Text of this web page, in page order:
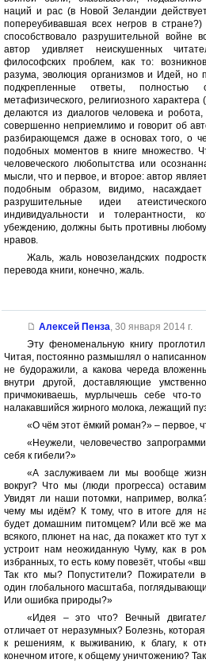
наций и рас (в Новой Зеландии
попереубивавшая всех негров в
способствовало разрушительной войне
автор удивляет неискушенных
философских проблем, как то:
разума, эволюция организмов и Идей, но
подкрепленные ответы, полностью
метафизического, религиозного
делаются из диалогов человека и
совершенно неприемлимо и говорит об
разбирающемся даже в основах того, о
подобных моментов в книге множество.
человеческого любопытства или
мысли, что и первое, и второе: автор
подобным образом, видимо,
разрушительные идеи
индивидуальности и толерантности,
убеждению, должны быть противны
нравов.
Жаль, жаль новозеландских
перевода книги, конечно, жаль.
Алексей Пенза, 30 января 2014 г.
Эту феноменальную книгу
Читая, постоянно размышлял о
не будоражили, а какова череда
внутри другой, доставляющие
причмокиваешь, мурлычешь себе что-
налакавшийся жирного молока, лежащий
«О чём этот ёмкий роман?» – первое,
«Неужели, человечество
себя к гибели?»
«А заслуживаем ли мы вообще
вокруг? Что мы (люди прогресса)
Увидят ли наши потомки, например,
чему мы идём? К тому, что в итоге для
будет домашним питомцем? Или всё же
всякого, плюнет на нас, да покажет кто тут
устроит нам неожиданную Чуму, как в
избранных, то есть кому повезёт, чтобы
Так кто мы? Попустители? Пожиратели
один глобального масштаба,
Или ошибка природы?»
«Идея – это что? Вечный
отличает от неразумных? Болезнь,
к решениям, к выживанию, к благу, к
конечном итоге, к общему уничтожению?